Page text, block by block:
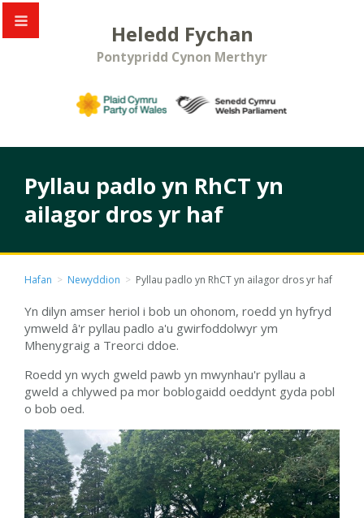
Heledd Fychan
Pontypridd Cynon Merthyr
Pyllau padlo yn RhCT yn
ailagor dros yr haf
Hafan > Newyddion > Pyllau padlo yn RhCT yn ailagor dros yr haf
Yn dilyn amser heriol i bob un ohonom, roedd yn hyfryd
ymweld â'r pyllau padlo a'u gwirfoddolwyr ym
Mhenygraig a Treorci ddoe.
Roedd yn wych gweld pawb yn mwynhau'r pyllau a
gweld a chlywed pa mor boblogaidd oeddynt gyda pobl
o bob oed.